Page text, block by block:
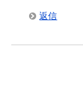
返信